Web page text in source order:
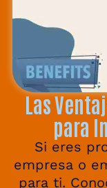
Las
para
Si eres
empresa o
para ti.